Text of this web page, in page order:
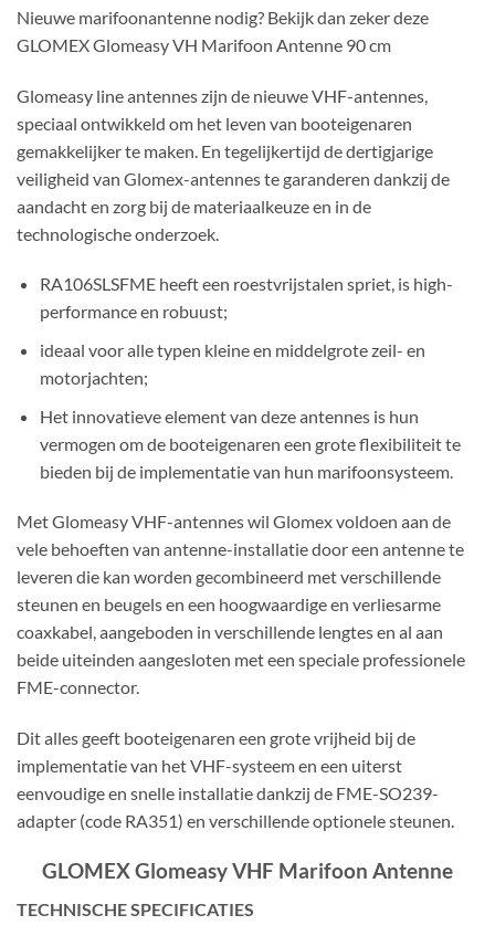
Nieuwe marifoonantenne nodig? Bekijk dan zeker deze
GLOMEX Glomeasy VH Marifoon Antenne 90 cm
Glomeasy line antennes zijn de nieuwe VHF-antennes,
speciaal ontwikkeld om het leven van booteigenaren
gemakkelijker te maken. En tegelijkertijd de dertigjarige
veiligheid van Glomex-antennes te garanderen dankzij de
aandacht en zorg bij de materiaalkeuze en in de
technologische onderzoek.
RA106SLSFME heeft een roestvrijstalen spriet, is high-
performance en robuust;
ideaal voor alle typen kleine en middelgrote zeil- en
motorjachten;
Het innovatieve element van deze antennes is hun
vermogen om de booteigenaren een grote flexibiliteit te
bieden bij de implementatie van hun marifoonsysteem.
Met Glomeasy VHF-antennes wil Glomex voldoen aan de
vele behoeften van antenne-installatie door een antenne te
leveren die kan worden gecombineerd met verschillende
steunen en beugels en een hoogwaardige en verliesarme
coaxkabel, aangeboden in verschillende lengtes en al aan
beide uiteinden aangesloten met een speciale professionele
FME-connector.
Dit alles geeft booteigenaren een grote vrijheid bij de
implementatie van het VHF-systeem en een uiterst
eenvoudige en snelle installatie dankzij de FME-SO239-
adapter (code RA351) en verschillende optionele steunen.
GLOMEX Glomeasy VHF Marifoon Antenne
TECHNISCHE SPECIFICATIES